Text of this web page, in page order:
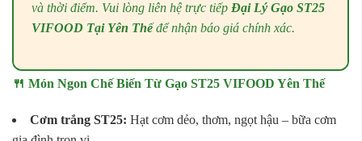
và thời điểm. Vui lòng liên hệ trực tiếp Đại Lý Gạo ST25
VIFOOD Tại Yên Thếđể nhận báo giá chính xác.
🍴 Món Ngon Chế Biến Từ Gạo ST25 VIFOOD Yên Thế
Cơm trắng ST25: Hạt cơm dẻo, thơm, ngọt hậu – bữa cơm